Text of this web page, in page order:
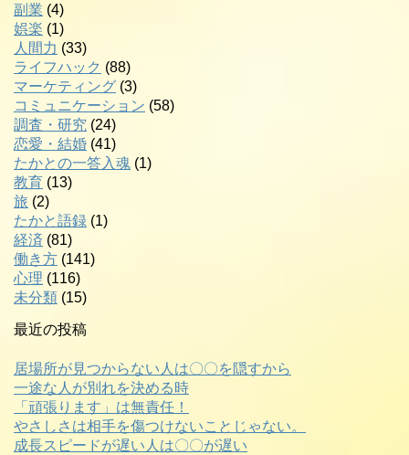
副業 (4)
娯楽 (1)
人間力 (33)
ライフハック (88)
マーケティング (3)
コミュニケーション (58)
調査・研究 (24)
恋愛・結婚 (41)
たかとの一答入魂 (1)
教育 (13)
旅 (2)
たかと語録 (1)
経済 (81)
働き方 (141)
心理 (116)
未分類 (15)
最近の投稿
居場所が見つからない人は〇〇を隠すから
一途な人が別れを決める時
「頑張ります」は無責任！
やさしさは相手を傷つけないことじゃない。
成長スピードが遅い人は〇〇が遅い